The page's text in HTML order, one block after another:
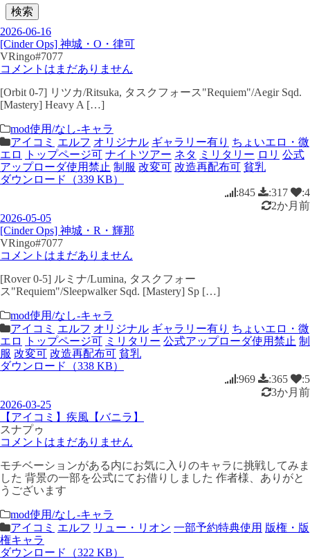
検索
2026-06-16
[Cinder Ops] 神城・O・律可
VRingo#7077
コメントはまだありません
[Orbit 0-7] リツカ/Ritsuka, タスクフォース"Requiem"/Aegir Sqd.
[Mastery] Heavy A […]
mod使用/なし-キャラ
アイコミ エルフ オリジナル ギャラリー有り ちょいエロ・微
エロ
トップページ可 ナイトツアー ネタ ミリタリー ロリ 公式
アップローダ使用禁止 制服 改変可 改造再配布可 貧乳
ダウンロード（339 KB）
:845
:317
:4
2か月前
2026-05-05
[Cinder Ops] 神城・R・輝那
VRingo#7077
コメントはまだありません
[Rover 0-5] ルミナ/Lumina, タスクフォー
ス"Requiem"/Sleepwalker Sqd. [Mastery] Sp […]
mod使用/なし-キャラ
アイコミ エルフ オリジナル ギャラリー有り ちょいエロ・微
エロ
トップページ可 ミリタリー 公式アップローダ使用禁止 制
服 改変可 改造再配布可 貧乳
ダウンロード（338 KB）
:969
:365
:5
3か月前
2026-03-25
【アイコミ】疾風【バニラ】
スナプゥ
コメントはまだありません
モチベーションがある内にお気に入りのキャラに挑戦してみま
した 背景の一部を公式にてお借りしました 作者様、ありがと
うございます
mod使用/なし-キャラ
アイコミ エルフ リュー・リオン 一部予約特典使用 版権・版
権キャラ
ダウンロード（322 KB）